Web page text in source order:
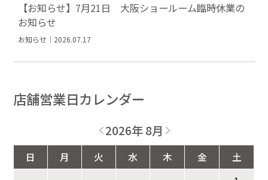
【お知らせ】7月21日 大阪ショールーム臨時休業の
お知らせ
お知らせ｜2026.07.17
店舗営業日カレンダー
2026年 8月
日 月 火 水 木 金
土